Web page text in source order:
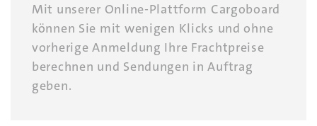
Mit unserer Online-Plattform Cargoboard
können Sie mit wenigen Klicks und ohne
vorherige Anmeldung Ihre Frachtpreise
berechnen und Sendungen in Auftrag
geben.